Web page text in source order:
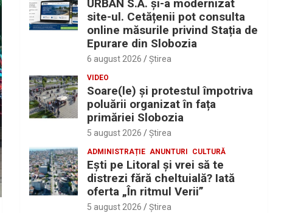
URBAN S.A. și-a modernizat
site-ul. Cetățenii pot consulta
online măsurile privind Stația de
Epurare din Slobozia
6 august 2026 Ştirea
VIDEO
Soare(le) și protestul împotriva
poluării organizat în fața
primăriei Slobozia
5 august 2026 Ştirea
ADMINISTRAȚIE ANUNTURI CULTURĂ
Eşti pe Litoral şi vrei să te
distrezi fără cheltuială? Iată
oferta „În ritmul Verii”
5 august 2026 Ştirea